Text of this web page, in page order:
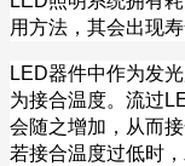
用方法，其会出现
LED器件中作为发
为接合温度。流过
会随之增加，从而
若接合温度过低时